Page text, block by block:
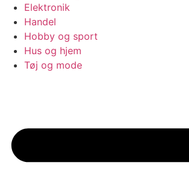
Elektronik
Handel
Hobby og sport
Hus og hjem
Tøj og mode